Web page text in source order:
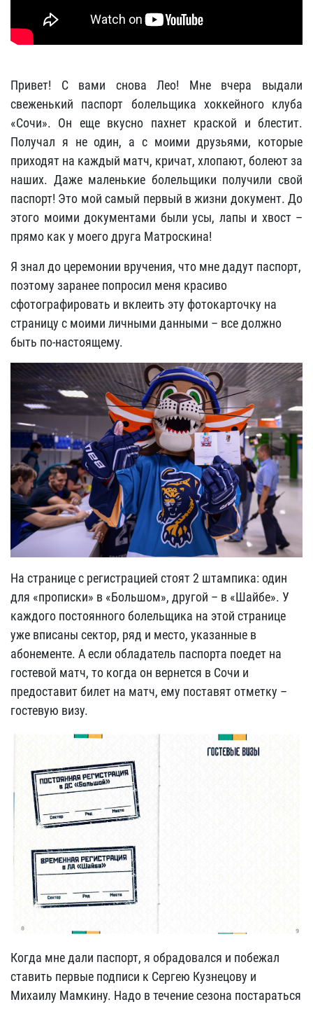
Привет! С вами снова Лео! Мне вчера выдали
свеженький паспорт болельщика хоккейного клуба
«Сочи». Он еще вкусно пахнет краской и блестит.
Получал я не один, а с моими друзьями, которые
приходят на каждый матч, кричат, хлопают, болеют за
наших. Даже маленькие болельщики получили свой
паспорт! Это мой самый первый в жизни документ. До
этого моими документами были усы, лапы и хвост –
прямо как у моего друга Матроскина!
Я знал до церемонии вручения, что мне дадут паспорт,
поэтому заранее попросил меня красиво
сфотографировать и вклеить эту фотокарточку на
страницу с моими личными данными – все должно
быть по-настоящему.
На странице с регистрацией стоят 2 штампика: один
для «прописки» в «Большом», другой – в «Шайбе». У
каждого постоянного болельщика на этой странице
уже вписаны сектор, ряд и место, указанные в
абонементе. А если обладатель паспорта поедет на
гостевой матч, то когда он вернется в Сочи и
предоставит билет на матч, ему поставят отметку –
гостевую визу.
Когда мне дали паспорт, я обрадовался и побежал
ставить первые подписи к Сергею Кузнецову и
Михаилу Мамкину. Надо в течение сезона постараться